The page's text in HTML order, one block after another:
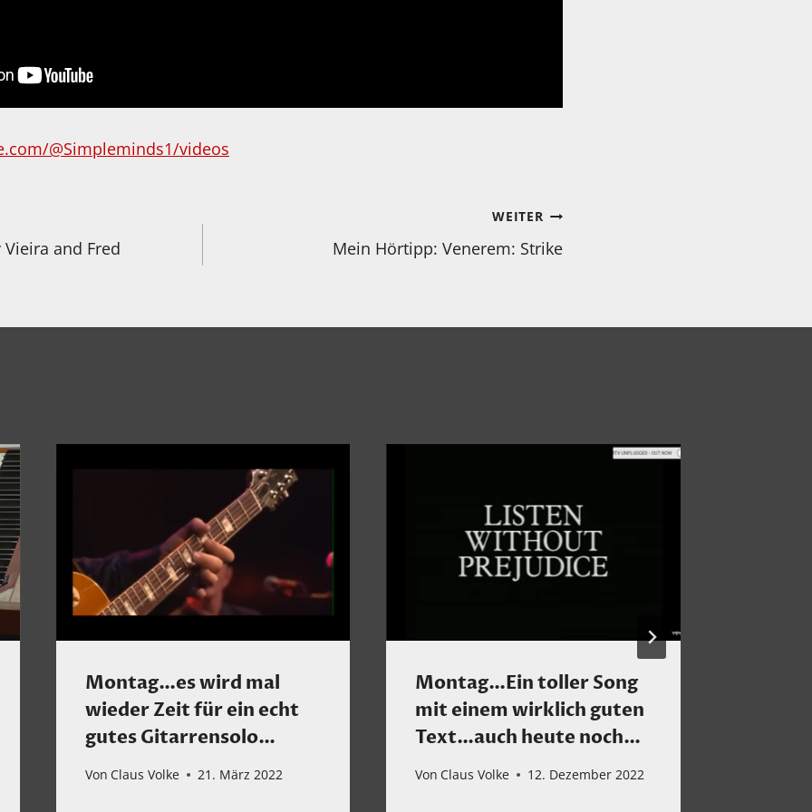
@Simpleminds1/videos
and Fred
WEITER
Mein Hörtipp: Venerem: Strike
Montag…es wird mal
wieder Zeit für ein echt
gutes Gitarrensolo…
Von Claus Volke 21. März 2022
Montag…Ein toller Song
mit einem wirklich guten
Text…auch heute noch…
Von Claus Volke 12. Dezember 2022